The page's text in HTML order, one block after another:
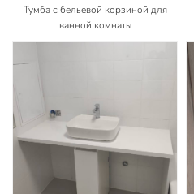
Тумба с бельевой корзиной для
ванной комнаты